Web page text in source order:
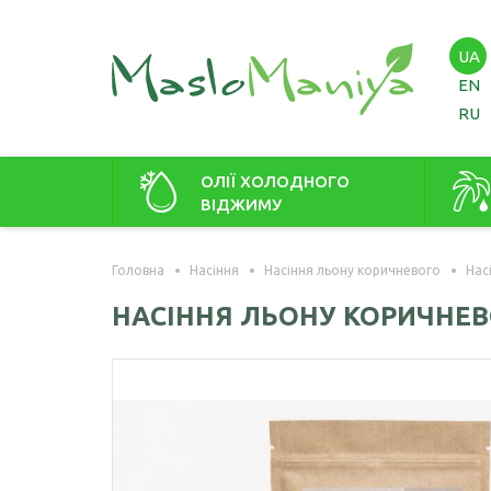
UA
EN
RU
ОЛІЇ ХОЛОДНОГО
ВІДЖИМУ
Кавунових кісточок олія
Волоського горіха олія
Головна Насіння Насіння льону коричневого
НАСІННЯ ЛЬОНУ